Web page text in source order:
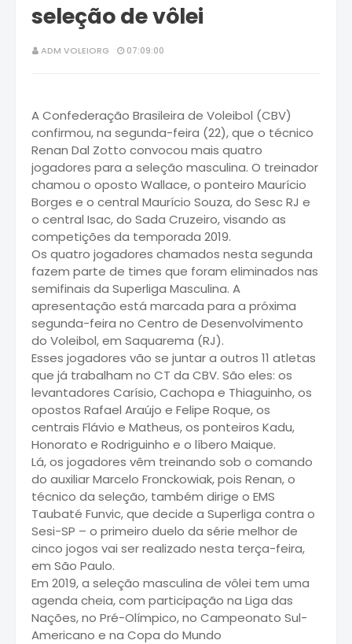
seleção de vôlei
ADM VOLEIORG 07:09:00
A Confederação Brasileira de Voleibol (CBV)
confirmou, na segunda-feira (22), que o técnico
Renan Dal Zotto convocou mais quatro
jogadores para a seleção masculina. O treinador
chamou o oposto Wallace, o ponteiro Maurício
Borges e o central Maurício Souza, do Sesc RJ e
o central Isac, do Sada Cruzeiro, visando as
competições da temporada 2019.
Os quatro jogadores chamados nesta segunda
fazem parte de times que foram eliminados nas
semifinais da Superliga Masculina. A
apresentação está marcada para a próxima
segunda-feira no Centro de Desenvolvimento
do Voleibol, em Saquarema (RJ).
Esses jogadores vão se juntar a outros 11 atletas
que já trabalham no CT da CBV. São eles: os
levantadores Carísio, Cachopa e Thiaguinho, os
opostos Rafael Araújo e Felipe Roque, os
centrais Flávio e Matheus, os ponteiros Kadu,
Honorato e Rodriguinho e o líbero Maique.
Lá, os jogadores vêm treinando sob o comando
do auxiliar Marcelo Fronckowiak, pois Renan, o
técnico da seleção, também dirige o EMS
Taubaté Funvic, que decide a Superliga contra o
Sesi-SP – o primeiro duelo da série melhor de
cinco jogos vai ser realizado nesta terça-feira,
em São Paulo.
Em 2019, a seleção masculina de vôlei tem uma
agenda cheia, com participação na Liga das
Nações, no Pré-Olímpico, no Campeonato Sul-
Americano e na Copa do Mundo